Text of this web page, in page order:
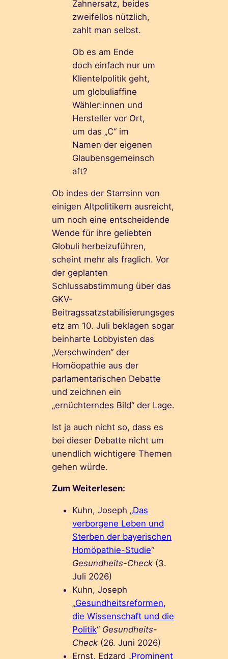
Zahnersatz, beides
zweifellos nützlich,
zahlt man selbst.
Ob es am Ende
doch einfach nur um
Klientelpolitik geht,
um globuliaffine
Wähler:innen und
Hersteller vor Ort,
um das „C“ im
Namen der eigenen
Glaubensgemeinsch
aft?
Ob indes der Starrsinn von
einigen Altpolitikern ausreicht,
um noch eine entscheidende
Wende für ihre geliebten
Globuli herbeizuführen,
scheint mehr als fraglich. Vor
der geplanten
Schlussabstimmung über das
GKV-
Beitragssatzstabilisierungsges
etz am 10. Juli beklagen sogar
beinharte Lobbyisten das
„Verschwinden“ der
Homöopathie aus der
parlamentarischen Debatte
und zeichnen ein
„ernüchterndes Bild“ der Lage.
Ist ja auch nicht so, dass es
bei dieser Debatte nicht um
unendlich wichtigere Themen
gehen würde.
Zum Weiterlesen:
Kuhn, Joseph „Das
verborgene Leben und
Sterben der bayerischen
Homöpathie-Studie“
Gesundheits-Check (3.
Juli 2026)
Kuhn, Joseph
„Gesundheitsreformen,
die Wissenschaft und die
Politik“ Gesundheits-
Check (26. Juni 2026)
Ernst, Edzard „Prominent